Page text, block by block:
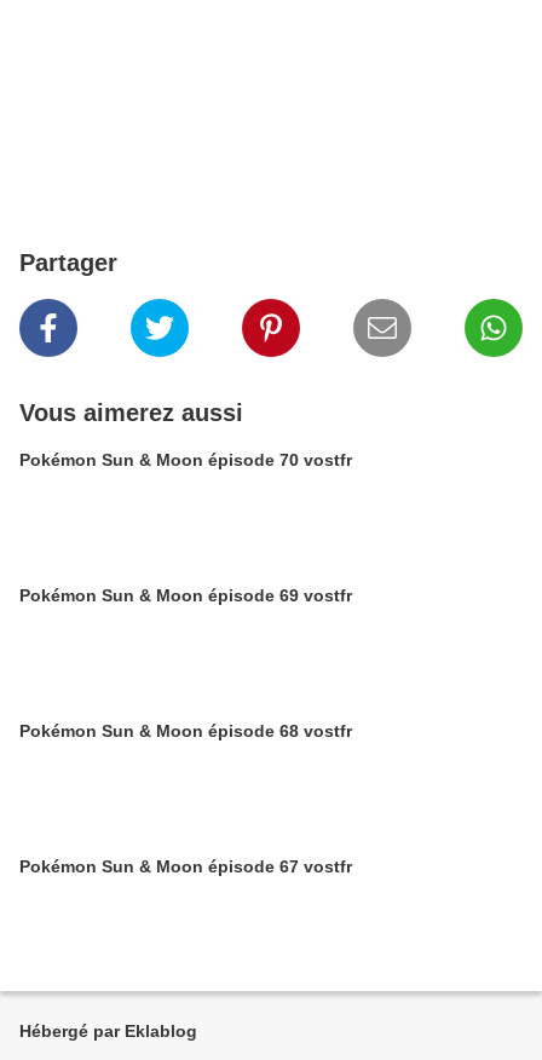
Partager
Vous aimerez aussi
Pokémon Sun & Moon épisode 70 vostfr
Pokémon Sun & Moon épisode 69 vostfr
Pokémon Sun & Moon épisode 68 vostfr
Pokémon Sun & Moon épisode 67 vostfr
Hébergé par Eklablog